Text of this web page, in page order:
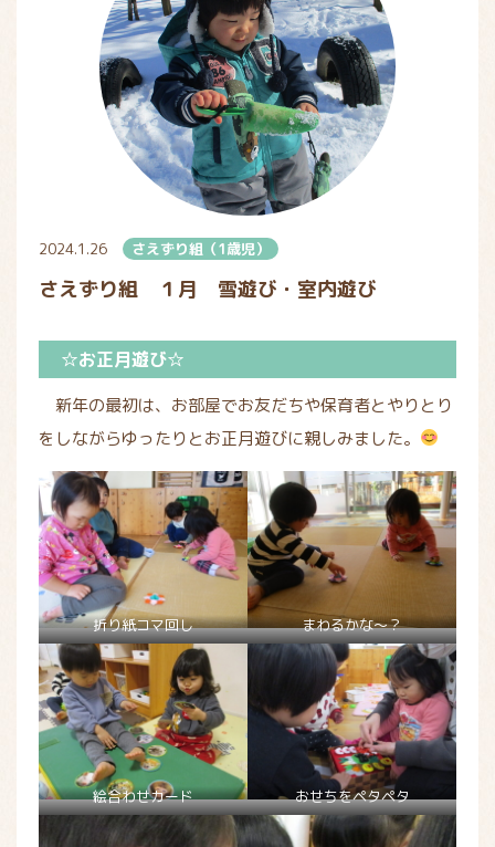
2024.1.26 さえずり組（1歳児）
さえずり組 １月 雪遊び・室内遊び
☆お正月遊び☆
新年の最初は、お部屋でお友だちや保育者とやりとり
をしながらゆったりとお正月遊びに親しみました。
折り紙コマ回し まわるかな～？
絵合わせカード おせちをペタペタ